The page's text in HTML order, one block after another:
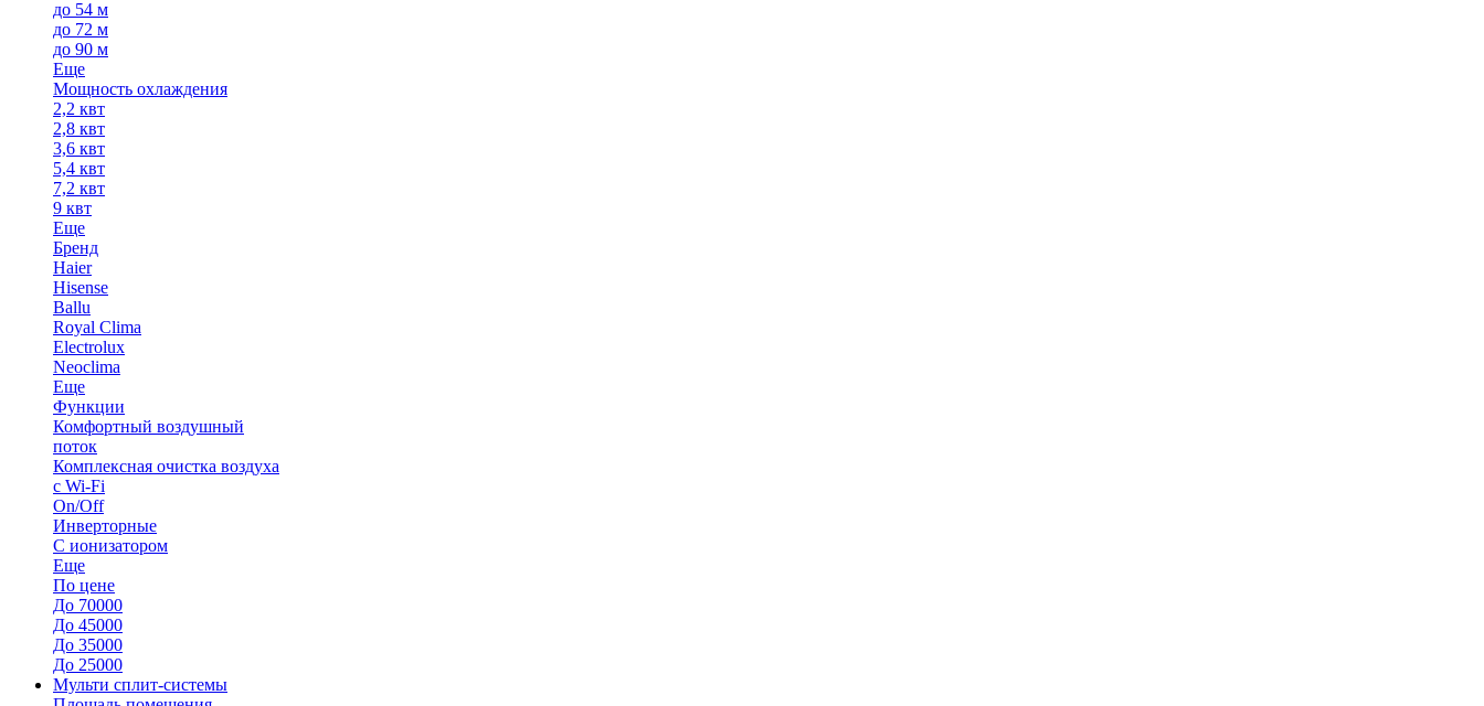
до 54 м
до 72 м
до 90 м
Еще
Мощность охлаждения
2,2 квт
2,8 квт
3,6 квт
5,4 квт
7,2 квт
9 квт
Еще
Бренд
Haier
Hisense
Ballu
Royal Clima
Electrolux
Neoclima
Еще
Функции
Комфортный воздушный
поток
Комплексная очистка воздуха
с Wi-Fi
On/Off
Инверторные
С ионизатором
Еще
По цене
До 70000
До 45000
До 35000
До 25000
Мульти сплит-системы